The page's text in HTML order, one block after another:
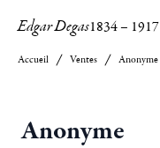
Edgar Degas1834– 1917
Accueil Ventes Anonyme
Anonyme